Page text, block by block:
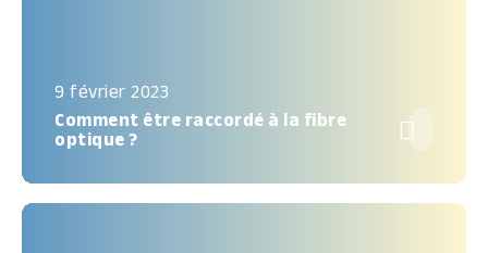
9 février 2023
Comment être raccordé à la fibre
optique ?
